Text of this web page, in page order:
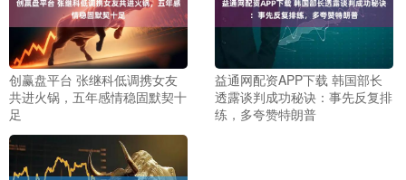
创赢盘平台 张继科低调携女友
共进火锅，五年感情稳固默契十
足
益通网配资APP下载 韩国部长
透露谈判成功秘诀：事先反复排
练，多夸赞特朗普